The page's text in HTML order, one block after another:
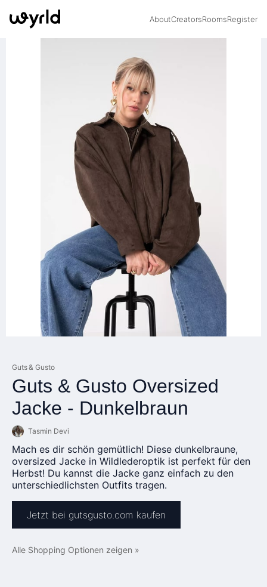
AboutCreatorsRoomsRegister
Guts & Gusto
Guts & Gusto Oversized
Jacke - Dunkelbraun
Tasmin Devi
Mach es dir schön gemütlich! Diese dunkelbraune,
oversized Jacke in Wildlederoptik ist perfekt für den
Herbst! Du kannst die Jacke ganz einfach zu den
unterschiedlichsten Outfits tragen.
Jetzt bei gutsgusto.com kaufen
Alle Shopping Optionen zeigen »